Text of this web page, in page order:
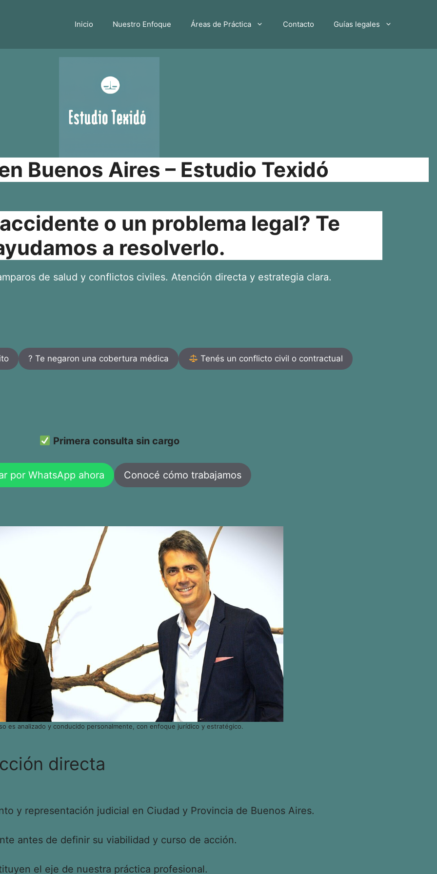
Inicio Nuestro Enfoque Áreas de Práctica Contacto Guías legales
Buenos Aires – Estudio Texidó
o un problema legal? Te
a resolverlo.
de salud y conflictos civiles. Atención directa y estrategia clara.
? Te negaron una cobertura médica Tenés un conflicto civil o contractual
Primera consulta sin cargo
por WhatsApp ahora Conocé cómo trabajamos
es analizado y conducido personalmente, con enfoque jurídico y estratégico.
directa
y representación judicial en Ciudad y Provincia de Buenos Aires.
antes de definir su viabilidad y curso de acción.
el eje de nuestra práctica profesional.